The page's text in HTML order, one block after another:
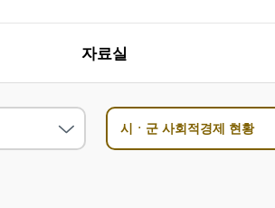
자료실
시ㆍ군 사회적경제 현황